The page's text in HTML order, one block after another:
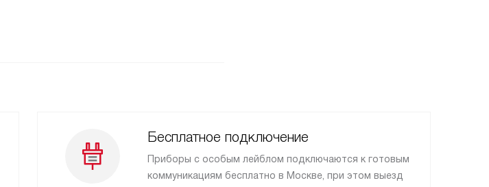
Бесплатное подключение
Приборы с особым лейблом подключаются к готовым
коммуникациям бесплатно в Москве, при этом выезд